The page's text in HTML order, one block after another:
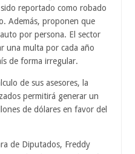
reportado como robado
Además, proponen que
por persona. El sector
una multa por cada año
de forma irregular.
de sus asesores, la
permitirá generar un
de dólares en favor del
de Diputados, Freddy